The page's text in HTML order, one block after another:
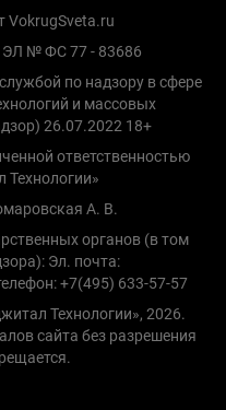
VokrugSveta.ru
ЭЛ № ФС 77 - 83686
по надзору в сфере
и массовых
26.07.2022 18+
ответственностью
А. В.
органов (в том
Эл. почта:
+7(495) 633-57-57
Технологии», 2026.
сайта без разрешения